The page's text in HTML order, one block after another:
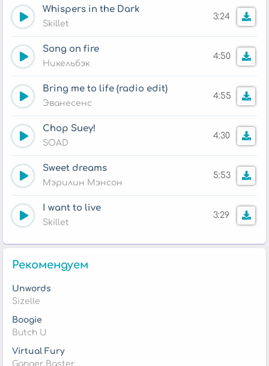
Whispers in the Dark
Skillet
3:24
Song on fire
Никельбэк
4:50
Bring me to life (radio edit)
Эванесенс
4:55
Chop Suey!
SOAD
4:30
Sweet dreams
Мэрилин Мэнсон
5:53
I want to live
Skillet
3:29
Рекомендуем
Unwords
Sizelle
Boogie
Butch U
Virtual Fury
Ganger Baster